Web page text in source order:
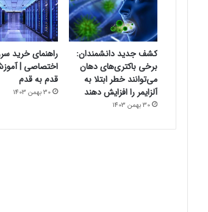
کشف جدید دانشمندان:
برخی باکتری‌های دهان
می‌توانند خطر ابتلا به
آلزایمر را افزایش دهند
30 بهمن 1403
راهنمای خرید
اختصاصی |
قدم به قدم
30 بهمن 1403